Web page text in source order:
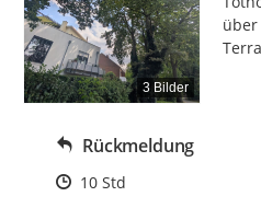
3 Bilder
über
Rückmeldung
Zeitpunkt des Erstellens
10 Std